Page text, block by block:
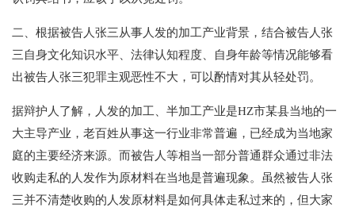
二、根据被告人张三从事人发的加工产业背景，结合被告人张
三自身文化知识水平、法律认知程度、自身年龄等情况能够看
出被告人张三犯罪主观恶性不大，可以酌情对其从轻处罚。
据辩护人了解，人发的加工、半加工产业是HZ市某县当地的一
大主导产业，老百姓从事这一行业非常普遍，已经成为当地家
庭的主要经济来源。而被告人等相当一部分普通群众通过非法
收购走私的人发作为原材料在当地是普遍现象。虽然被告人张
三并不清楚收购的人发原材料是如何具体走私过来的，但大家